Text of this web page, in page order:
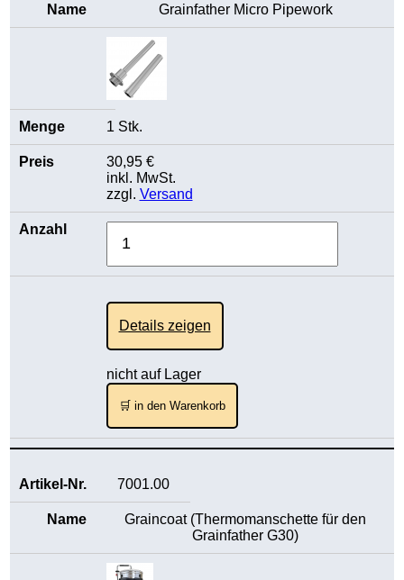
Grainfather Micro Pipework
1 Stk.
30,95 €
inkl. MwSt.
zzgl. Versand
Details zeigen
nicht auf Lager
🛒 in den Warenkorb
7001.00
Graincoat (Thermomanschette für den
Grainfather G30)